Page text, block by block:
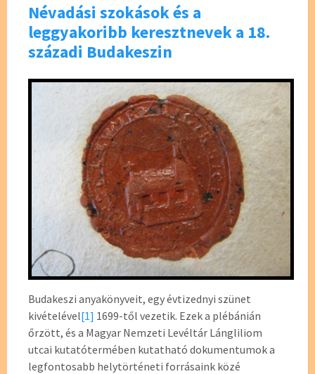
Névadási szokások és a
leggyakoribb keresztnevek a 18.
századi Budakeszin
Budakeszi anyakönyveit, egy évtizednyi szünet
kivételével[1] 1699-től vezetik. Ezek a plébánián
őrzött, és a Magyar Nemzeti Levéltár Lángliliom
utcai kutatótermében kutatható dokumentumok a
legfontosabb helytörténeti forrásaink közé